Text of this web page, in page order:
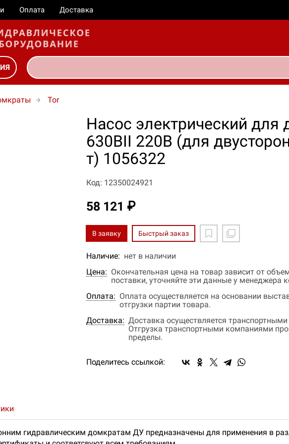
Оплата Доставка
Tor
Насос электрический для
630BII 220В (для
т) 1056322
Код: 12350024921
58 121 ₽
В заявку Быстрый заказ
Наличие: нет в наличии
Цена: Окончательная цена на товар зависит от
поставки, уточняйте эти данные у менеджера
Оплата: Оплата осуществляется на основании
отгрузки партии товара.
Доставка: Доставка осуществляется
Отгрузка транспортными компаниями
пределы.
Поделитесь ссылкой:
гидравлическим домкратам ДУ предназначены для применения в